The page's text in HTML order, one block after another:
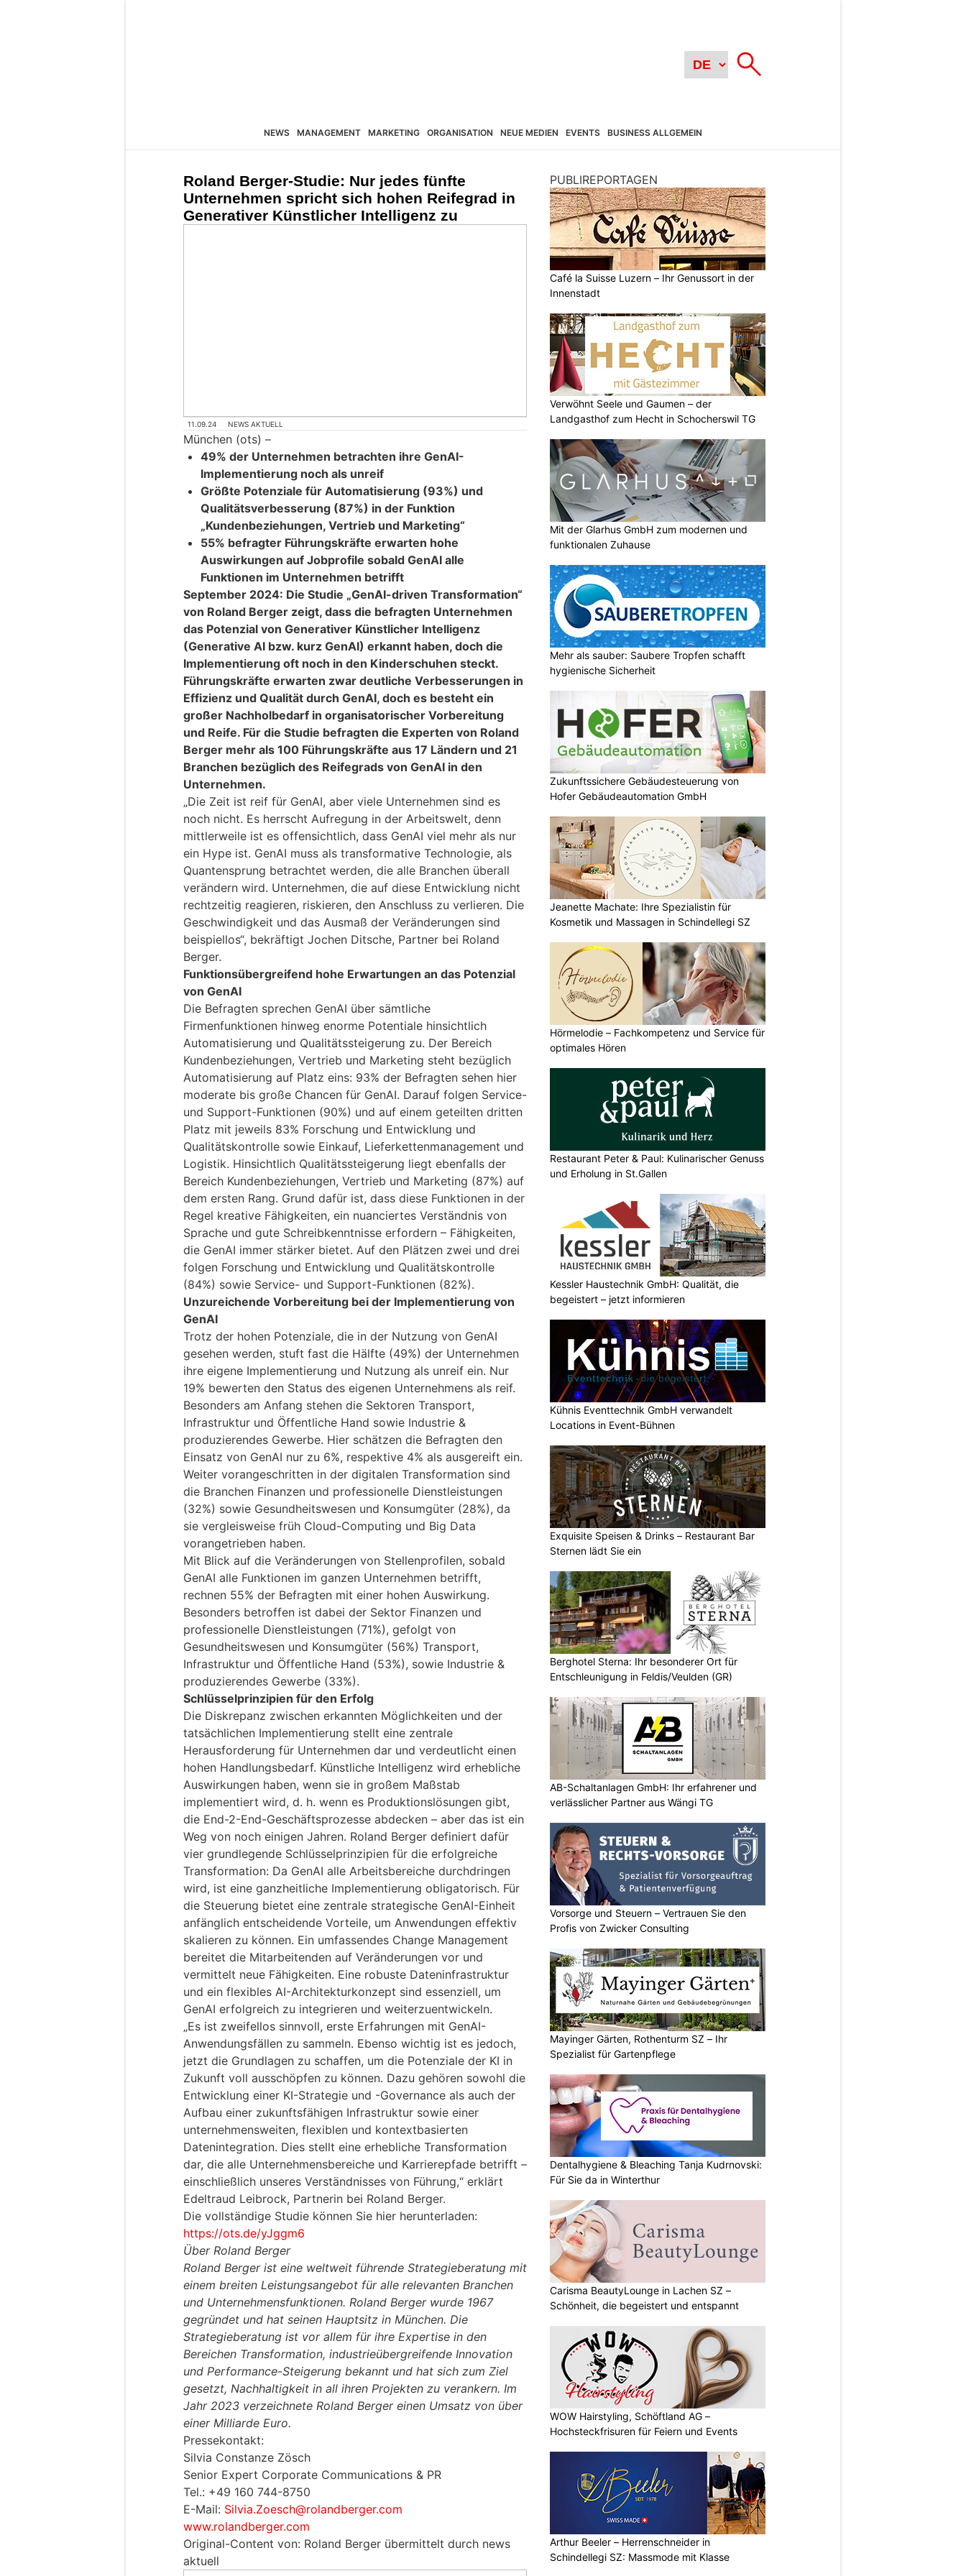
NEWS MANAGEMENT MARKETING ORGANISATION NEUE MEDIEN EVENTS BUSINESS ALLGEMEIN
Roland Berger-Studie: Nur jedes fünfte
Unternehmen spricht sich hohen Reifegrad in
Generativer Künstlicher Intelligenz zu
11.09.24 NEWS AKTUELL
München (ots) –
49% der Unternehmen betrachten ihre GenAI-
Implementierung noch als unreif
Größte Potenziale für Automatisierung (93%) und
Qualitätsverbesserung (87%) in der Funktion
„Kundenbeziehungen, Vertrieb und Marketing“
55% befragter Führungskräfte erwarten hohe
Auswirkungen auf Jobprofile sobald GenAI alle
Funktionen im Unternehmen betrifft
September 2024: Die Studie „GenAI-driven Transformation“
von Roland Berger zeigt, dass die befragten Unternehmen
das Potenzial von Generativer Künstlicher Intelligenz
(Generative AI bzw. kurz GenAI) erkannt haben, doch die
Implementierung oft noch in den Kinderschuhen steckt.
Führungskräfte erwarten zwar deutliche Verbesserungen in
Effizienz und Qualität durch GenAI, doch es besteht ein
großer Nachholbedarf in organisatorischer Vorbereitung
und Reife. Für die Studie befragten die Experten von Roland
Berger mehr als 100 Führungskräfte aus 17 Ländern und 21
Branchen bezüglich des Reifegrads von GenAI in den
Unternehmen.
„Die Zeit ist reif für GenAI, aber viele Unternehmen sind es
noch nicht. Es herrscht Aufregung in der Arbeitswelt, denn
mittlerweile ist es offensichtlich, dass GenAI viel mehr als nur
ein Hype ist. GenAI muss als transformative Technologie, als
Quantensprung betrachtet werden, die alle Branchen überall
verändern wird. Unternehmen, die auf diese Entwicklung nicht
rechtzeitig reagieren, riskieren, den Anschluss zu verlieren. Die
Geschwindigkeit und das Ausmaß der Veränderungen sind
beispiellos“, bekräftigt Jochen Ditsche, Partner bei Roland
Berger.
Funktionsübergreifend hohe Erwartungen an das Potenzial
von GenAI
Die Befragten sprechen GenAI über sämtliche
Firmenfunktionen hinweg enorme Potentiale hinsichtlich
Automatisierung und Qualitätssteigerung zu. Der Bereich
Kundenbeziehungen, Vertrieb und Marketing steht bezüglich
Automatisierung auf Platz eins: 93% der Befragten sehen hier
moderate bis große Chancen für GenAI. Darauf folgen Service-
und Support-Funktionen (90%) und auf einem geteilten dritten
Platz mit jeweils 83% Forschung und Entwicklung und
Qualitätskontrolle sowie Einkauf, Lieferkettenmanagement und
Logistik. Hinsichtlich Qualitätssteigerung liegt ebenfalls der
Bereich Kundenbeziehungen, Vertrieb und Marketing (87%) auf
dem ersten Rang. Grund dafür ist, dass diese Funktionen in der
Regel kreative Fähigkeiten, ein nuanciertes Verständnis von
Sprache und gute Schreibkenntnisse erfordern – Fähigkeiten,
die GenAI immer stärker bietet. Auf den Plätzen zwei und drei
folgen Forschung und Entwicklung und Qualitätskontrolle
(84%) sowie Service- und Support-Funktionen (82%).
Unzureichende Vorbereitung bei der Implementierung von
GenAI
Trotz der hohen Potenziale, die in der Nutzung von GenAI
gesehen werden, stuft fast die Hälfte (49%) der Unternehmen
ihre eigene Implementierung und Nutzung als unreif ein. Nur
19% bewerten den Status des eigenen Unternehmens als reif.
Besonders am Anfang stehen die Sektoren Transport,
Infrastruktur und Öffentliche Hand sowie Industrie &
produzierendes Gewerbe. Hier schätzen die Befragten den
Einsatz von GenAI nur zu 6%, respektive 4% als ausgereift ein.
Weiter vorangeschritten in der digitalen Transformation sind
die Branchen Finanzen und professionelle Dienstleistungen
(32%) sowie Gesundheitswesen und Konsumgüter (28%), da
sie vergleisweise früh Cloud-Computing und Big Data
vorangetrieben haben.
Mit Blick auf die Veränderungen von Stellenprofilen, sobald
GenAI alle Funktionen im ganzen Unternehmen betrifft,
rechnen 55% der Befragten mit einer hohen Auswirkung.
Besonders betroffen ist dabei der Sektor Finanzen und
professionelle Dienstleistungen (71%), gefolgt von
Gesundheitswesen und Konsumgüter (56%) Transport,
Infrastruktur und Öffentliche Hand (53%), sowie Industrie &
produzierendes Gewerbe (33%).
Schlüsselprinzipien für den Erfolg
Die Diskrepanz zwischen erkannten Möglichkeiten und der
tatsächlichen Implementierung stellt eine zentrale
Herausforderung für Unternehmen dar und verdeutlicht einen
hohen Handlungsbedarf. Künstliche Intelligenz wird erhebliche
Auswirkungen haben, wenn sie in großem Maßstab
implementiert wird, d. h. wenn es Produktionslösungen gibt,
die End-2-End-Geschäftsprozesse abdecken – aber das ist ein
Weg von noch einigen Jahren. Roland Berger definiert dafür
vier grundlegende Schlüsselprinzipien für die erfolgreiche
Transformation: Da GenAI alle Arbeitsbereiche durchdringen
wird, ist eine ganzheitliche Implementierung obligatorisch. Für
die Steuerung bietet eine zentrale strategische GenAI-Einheit
anfänglich entscheidende Vorteile, um Anwendungen effektiv
skalieren zu können. Ein umfassendes Change Management
bereitet die Mitarbeitenden auf Veränderungen vor und
vermittelt neue Fähigkeiten. Eine robuste Dateninfrastruktur
und ein flexibles AI-Architekturkonzept sind essenziell, um
GenAI erfolgreich zu integrieren und weiterzuentwickeln.
„Es ist zweifellos sinnvoll, erste Erfahrungen mit GenAI-
Anwendungsfällen zu sammeln. Ebenso wichtig ist es jedoch,
jetzt die Grundlagen zu schaffen, um die Potenziale der KI in
Zukunft voll ausschöpfen zu können. Dazu gehören sowohl die
Entwicklung einer KI-Strategie und -Governance als auch der
Aufbau einer zukunftsfähigen Infrastruktur sowie einer
unternehmensweiten, flexiblen und kontextbasierten
Datenintegration. Dies stellt eine erhebliche Transformation
dar, die alle Unternehmensbereiche und Karrierepfade betrifft –
einschließlich unseres Verständnisses von Führung,“ erklärt
Edeltraud Leibrock, Partnerin bei Roland Berger.
Die vollständige Studie können Sie hier herunterladen:
https://ots.de/yJggm6
Über Roland Berger
Roland Berger ist eine weltweit führende Strategieberatung mit
einem breiten Leistungsangebot für alle relevanten Branchen
und Unternehmensfunktionen. Roland Berger wurde 1967
gegründet und hat seinen Hauptsitz in München. Die
Strategieberatung ist vor allem für ihre Expertise in den
Bereichen Transformation, industrieübergreifende Innovation
und Performance-Steigerung bekannt und hat sich zum Ziel
gesetzt, Nachhaltigkeit in all ihren Projekten zu verankern. Im
Jahr 2023 verzeichnete Roland Berger einen Umsatz von über
einer Milliarde Euro.
Pressekontakt:
Silvia Constanze Zösch
Senior Expert Corporate Communications & PR
Tel.: +49 160 744-8750
E-Mail: Silvia.Zoesch@rolandberger.com
www.rolandberger.com
Original-Content von: Roland Berger übermittelt durch news
aktuell
PUBLIREPORTAGEN
Café la Suisse Luzern – Ihr Genussort in der
Innenstadt
Verwöhnt Seele und Gaumen – der
Landgasthof zum Hecht in Schocherswil TG
Mit der Glarhus GmbH zum modernen und
funktionalen Zuhause
Mehr als sauber: Saubere Tropfen schafft
hygienische Sicherheit
Zukunftssichere Gebäudesteuerung von
Hofer Gebäudeautomation GmbH
Jeanette Machate: Ihre Spezialistin für
Kosmetik und Massagen in Schindellegi SZ
Hörmelodie – Fachkompetenz und Service für
optimales Hören
Restaurant Peter & Paul: Kulinarischer Genuss
und Erholung in St.Gallen
Kessler Haustechnik GmbH: Qualität, die
begeistert – jetzt informieren
Kühnis Eventtechnik GmbH verwandelt
Locations in Event-Bühnen
Exquisite Speisen & Drinks – Restaurant Bar
Sternen lädt Sie ein
Berghotel Sterna: Ihr besonderer Ort für
Entschleunigung in Feldis/Veulden (GR)
AB-Schaltanlagen GmbH: Ihr erfahrener und
verlässlicher Partner aus Wängi TG
Vorsorge und Steuern – Vertrauen Sie den
Profis von Zwicker Consulting
Mayinger Gärten, Rothenturm SZ – Ihr
Spezialist für Gartenpflege
Dentalhygiene & Bleaching Tanja Kudrnovski:
Für Sie da in Winterthur
Carisma BeautyLounge in Lachen SZ –
Schönheit, die begeistert und entspannt
WOW Hairstyling, Schöftland AG –
Hochsteckfrisuren für Feiern und Events
Arthur Beeler – Herrenschneider in
Schindellegi SZ: Massmode mit Klasse